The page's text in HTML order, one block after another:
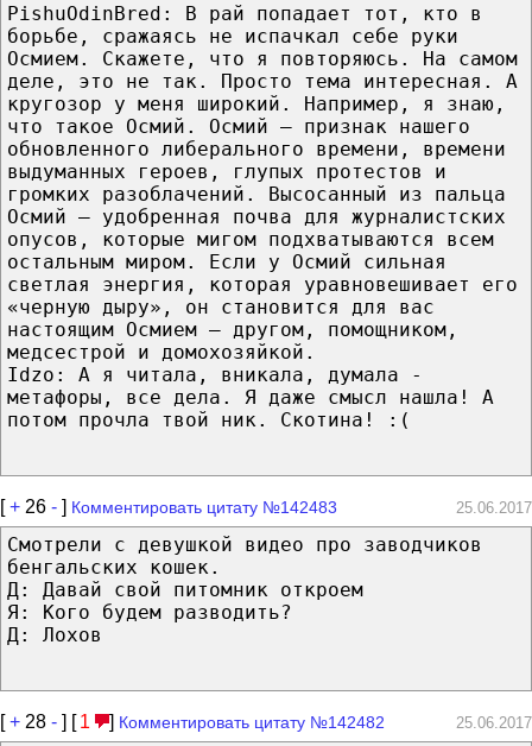
PishuOdinBred: В рай попадает тот, кто в
борьбе, сражаясь не испачкал себе руки
Осмием. Скажете, что я повторяюсь. На самом
деле, это не так. Просто тема интересная. А
кругозор у меня широкий. Например, я знаю,
что такое Осмий. Осмий – признак нашего
обновленного либерального времени, времени
выдуманных героев, глупых протестов и
громких разоблачений. Высосанный из пальца
Осмий – удобренная почва для журналистских
опусов, которые мигом подхватываются всем
остальным миром. Если у Осмий сильная
светлая энергия, которая уравновешивает его
«черную дыру», он становится для вас
настоящим Осмием – другом, помощником,
медсестрой и домохозяйкой.
Idzo: А я читала, вникала, думала -
метафоры, все дела. Я даже смысл нашла! А
потом прочла твой ник. Скотина! :(
[+ 26 - ] Комментировать цитату №142483 25.06.2017
Смотрели с девушкой видео про заводчиков
бенгальских кошек.
Д: Давай свой питомник откроем
Я: Кого будем разводить?
Д: Лохов
[+ 28 - ] [ 1 ] Комментировать цитату №142482 25.06.2017